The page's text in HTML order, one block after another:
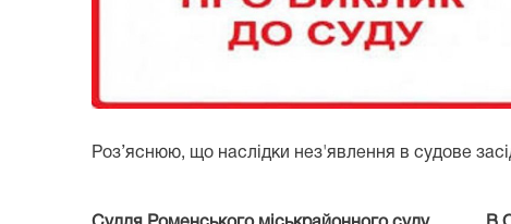
Роз’яснюю, що наслідки нез'явлення в судове